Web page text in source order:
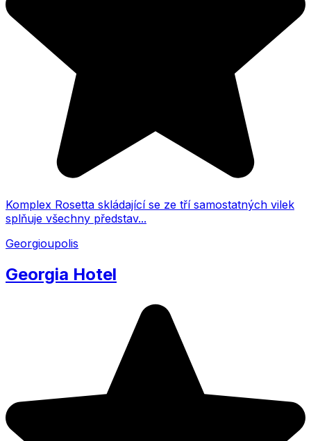
Komplex Rosetta skládající se ze tří samostatných vilek
splňuje všechny představ...
Georgioupolis
Georgia Hotel